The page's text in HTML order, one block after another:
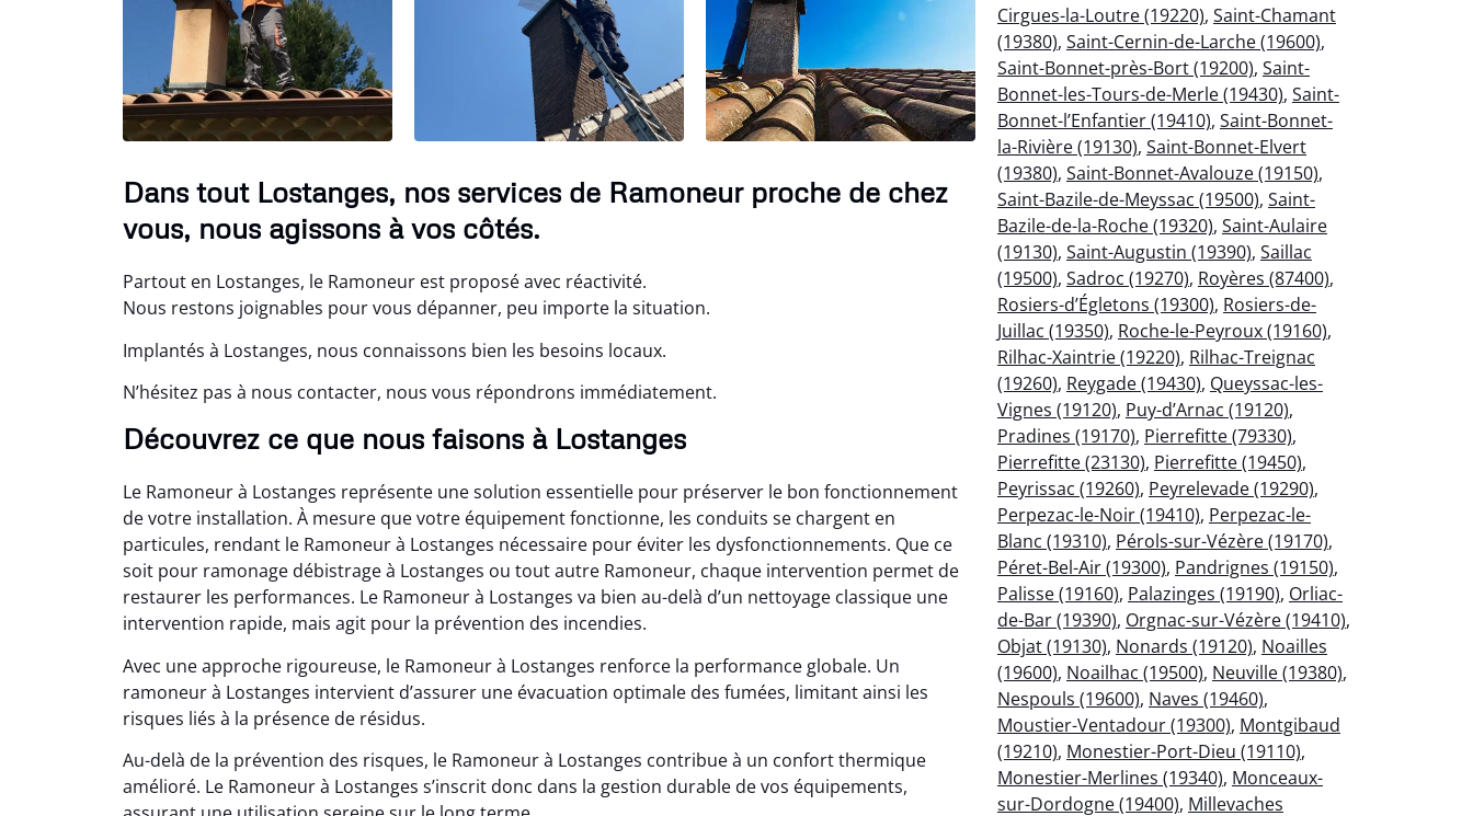
Dans tout Lostanges, nos services de Ramoneur proche de chez
vous, nous agissons à vos côtés.
Partout en Lostanges, le Ramoneur est proposé avec réactivité.
Nous restons joignables pour vous dépanner, peu importe la situation.
Implantés à Lostanges, nous connaissons bien les besoins locaux.
N’hésitez pas à nous contacter, nous vous répondrons immédiatement.
Découvrez ce que nous faisons à Lostanges
Le Ramoneur à Lostanges représente une solution essentielle pour préserver le bon fonctionnement
de votre installation. À mesure que votre équipement fonctionne, les conduits se chargent en
particules, rendant le Ramoneur à Lostanges nécessaire pour éviter les dysfonctionnements. Que ce
soit pour ramonage débistrage à Lostanges ou tout autre Ramoneur, chaque intervention permet de
restaurer les performances. Le Ramoneur à Lostanges va bien au-delà d’un nettoyage classique une
intervention rapide, mais agit pour la prévention des incendies.
Avec une approche rigoureuse, le Ramoneur à Lostanges renforce la performance globale. Un
ramoneur à Lostanges intervient d’assurer une évacuation optimale des fumées, limitant ainsi les
risques liés à la présence de résidus.
Au-delà de la prévention des risques, le Ramoneur à Lostanges contribue à un confort thermique
amélioré. Le Ramoneur à Lostanges s’inscrit donc dans la gestion durable de vos équipements,
Cirgues-la-Loutre (19220), Saint-Chamant
(19380), Saint-Cernin-de-Larche (19600),
Saint-Bonnet-près-Bort (19200), Saint-
Bonnet-les-Tours-de-Merle (19430), Saint-
Bonnet-l’Enfantier (19410), Saint-Bonnet-
la-Rivière (19130), Saint-Bonnet-Elvert
(19380), Saint-Bonnet-Avalouze (19150),
Saint-Bazile-de-Meyssac (19500), Saint-
Bazile-de-la-Roche (19320), Saint-Aulaire
(19130), Saint-Augustin (19390), Saillac
(19500), Sadroc (19270), Royères (87400),
Rosiers-d’Égletons (19300), Rosiers-de-
Juillac (19350), Roche-le-Peyroux (19160),
Rilhac-Xaintrie (19220), Rilhac-Treignac
(19260), Reygade (19430), Queyssac-les-
Vignes (19120), Puy-d’Arnac (19120),
Pradines (19170), Pierrefitte (79330),
Pierrefitte (23130), Pierrefitte (19450),
Peyrissac (19260), Peyrelevade (19290),
Perpezac-le-Noir (19410), Perpezac-le-
Blanc (19310), Pérols-sur-Vézère (19170),
Péret-Bel-Air (19300), Pandrignes (19150),
Palisse (19160), Palazinges (19190), Orliac-
de-Bar (19390), Orgnac-sur-Vézère (19410),
Objat (19130), Nonards (19120), Noailles
(19600), Noailhac (19500), Neuville (19380),
Nespouls (19600), Naves (19460),
Moustier-Ventadour (19300), Montgibaud
(19210), Monestier-Port-Dieu (19110),
Monestier-Merlines (19340), Monceaux-
sur-Dordogne (19400), Millevaches